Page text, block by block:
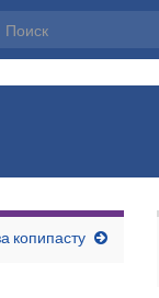
копипасту